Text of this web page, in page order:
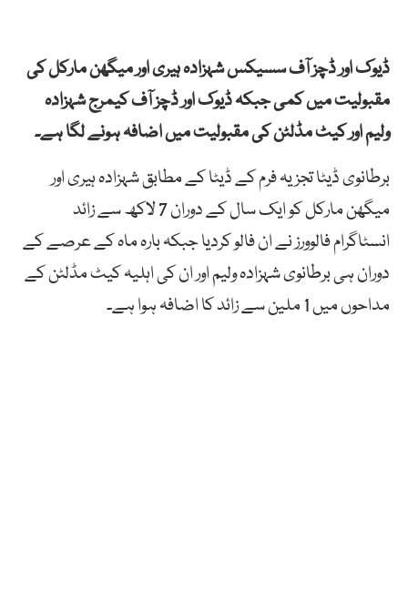
ڈیوکاورڈچزآفسسیکسشہزادہہیریاورمیگھنمارکلکی
مقبولیتمیںکمیجبکہڈیوکاورڈچزآفکیمرجشہزادہ
ولیماورکیٹمڈلٹنکیمقبولیتمیںاضافہہونےلگا ہے۔
برطانویڈیٹاتجزیہفرمکےڈیٹاکےمطابقشہزادہہیریاور
میگھنمارکلکوایکسالکےدوران 7 لاکھسےزائد
انسٹاگرامفالوورزنےانفالوکردیاجبکہبارہماہکےعرصےکے
دورانہیبرطانویشہزادہولیماورانکیاہلیہکیٹمڈلٹنکے
مداحوںمیں1 ملینسےزائدکااضافہہواہے۔